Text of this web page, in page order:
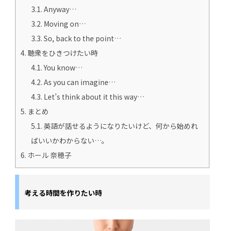
3.1. Anyway…
3.2. Moving on…
3.3. So, back to the point…
4. 聴衆をひきつけたい時
4.1. You know…
4.2. As you can imagine…
4.3. Let’s think about it this way…
5. まとめ
5.1. 英語が話せるようになりたいけど、何から始めれ
ばいいかわからない…。
6. ホール 奈穂子
考える時間を作りたい時